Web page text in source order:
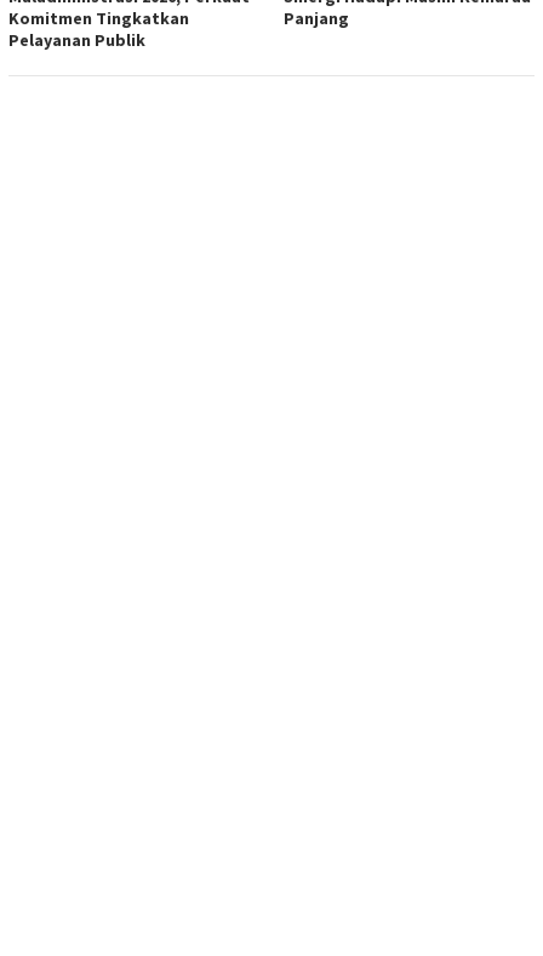
Komitmen Tingkatkan
Pelayanan Publik
Panjang